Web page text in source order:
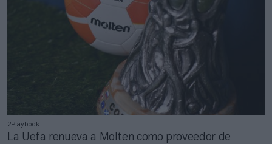
2Playbook
La Uefa renueva a Molten como proveedor de